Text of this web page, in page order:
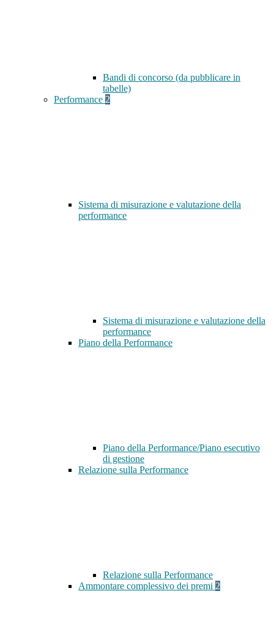
Bandi di concorso (da pubblicare in
tabelle)
Performance 2
Sistema di misurazione e valutazione della
performance
Sistema di misurazione e valutazione della
performance
Piano della Performance
Piano della Performance/Piano esecutivo
di gestione
Relazione sulla Performance
Relazione sulla Performance
Ammontare complessivo dei premi 2